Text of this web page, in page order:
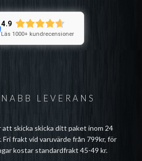
LEVERANS
att skicka skicka ditt paket inom 24
Fri frakt vid varuvärde från 799kr, för
kostar standardfrakt 45-49 kr.
4.9
Läs 1000+ kundrecensioner